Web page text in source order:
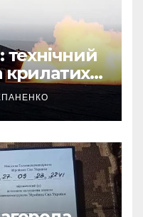
технічний
крилатих